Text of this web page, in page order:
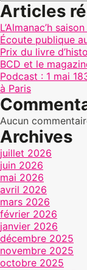
Articles
L’Almanac’h
Écoute publique
Prix du livre
BCD et le
Podcast : 1 mai
à Paris
Aucun
Archives
juillet 2026
juin 2026
mai 2026
avril 2026
mars 2026
février 2026
janvier 2026
décembre 2025
novembre 2025
octobre 2025